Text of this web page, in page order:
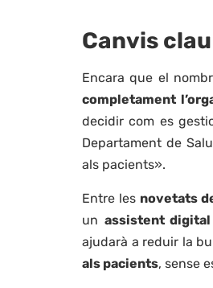
Canvis
Encara que el
completament
decidir com es
Departament de
als pacients».
Entre les novetats
un assistent
ajudarà a reduir la
als pacients, sense